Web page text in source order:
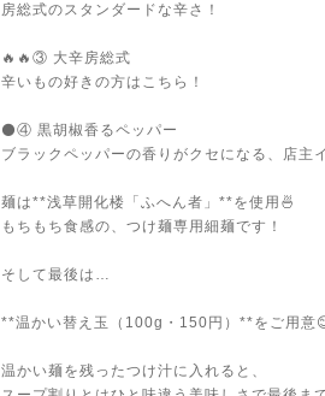
房総式のスタンダードな辛さ！
🔥🔥③ 大辛房総式
辛いもの好きの方はこちら！
⚫④ 黒胡椒香るペッパー
ブラックペッパーの香りがクセになる、店主
麺は**浅草開化楼「ふへん者」**を使用🍜
もちもち食感の、つけ麺専用細麺です！
そして最後は…
**温かい替え玉（100g・150円）**をご用意
温かい麺を残ったつけ汁に入れると、